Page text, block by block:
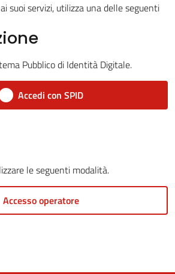
suoi servizi, utilizza una delle seguenti
Pubblico di Identità Digitale.
Accedi con SPID
le seguenti modalità.
Accesso operatore